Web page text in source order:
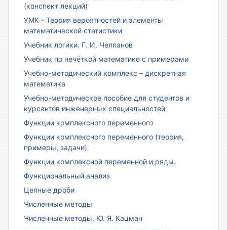
(конспект лекций)
УМК - Теория вероятностей и элементы
математической статистики
Учебник логики. Г. И. Челпанов
Учебник по нечёткой математике с примерами
Учебно-методический комплекс – дискретная
математика
Учебно-методическое пособие для студентов и
курсантов инженерных специальностей
Функции комплексного переменного
Функции комплексного переменного (теория,
примеры, задачи)
Функции комплексной переменной и ряды.
Функциональный анализ
Цепные дроби
Численные методы
Численные методы. Ю. Я. Кацман